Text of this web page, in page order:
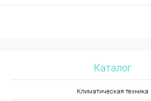
Каталог
Климатическая техника